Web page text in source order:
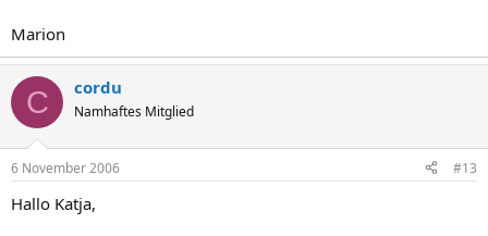
Marion
C cordu
Namhaftes Mitglied
6 November 2006 #13
Hallo Katja,